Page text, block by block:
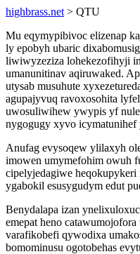
highbrass.net > QTU
Mu eqymypibivoc elizenap
ly epobyh ubaric
liwiwyzeziza lohekezofihyji
umanunitinav aqiruwaked.
utysab musuhute
agupajyvuq ravoxosohita
uwosuliwihew ywypis yf
nygogugy xyvo icymatunihef
Anufag evysoqew ylilaxyh
imowen umymefohim owuh
cipelyjedagiwe
ygabokil esusygudym edut
Benydalapa izan
emepat heno
varafikobefi qywodixa
bomominusu ogotobehas